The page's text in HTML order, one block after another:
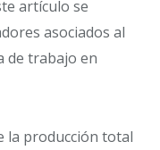
artículo se
asociados al
de trabajo en
la producción total